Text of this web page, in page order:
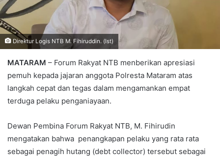
Direktur Logis NTB M. Fihiruddin. (Ist)
MATARAM – Forum Rakyat NTB menberikan apresiasi
pemuh kepada jajaran anggota Polresta Mataram atas
langkah cepat dan tegas dalam mengamankan empat
terduga pelaku penganiayaan.
Dewan Pembina Forum Rakyat NTB, M. Fihirudin
mengatakan bahwa penangkapan pelaku yang rata rata
sebagai penagih hutang (debt collector) tersebut sebagai